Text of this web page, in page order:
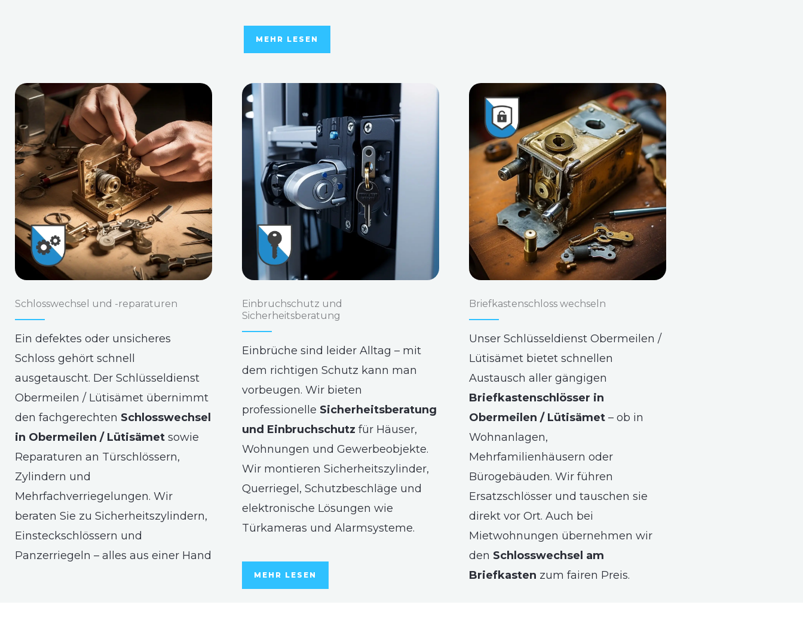
MEHR LESEN
Schlosswechsel und -reparaturen
Ein defektes oder unsicheres
Schloss gehört schnell
ausgetauscht. Der Schlüsseldienst
Obermeilen / Lütisämet übernimmt
den fachgerechten Schlosswechsel
in Obermeilen / Lütisämet sowie
Reparaturen an Türschlössern,
Zylindern und
Mehrfachverriegelungen. Wir
beraten Sie zu Sicherheitszylindern,
Einsteckschlössern und
Panzerriegeln – alles aus einer Hand
Einbruchschutz und
Sicherheitsberatung
Einbrüche sind leider Alltag – mit
dem richtigen Schutz kann man
vorbeugen. Wir bieten
professionelle Sicherheitsberatung
und Einbruchschutz für Häuser,
Wohnungen und Gewerbeobjekte.
Wir montieren Sicherheitszylinder,
Querriegel, Schutzbeschläge und
elektronische Lösungen wie
Türkameras und Alarmsysteme.
MEHR LESEN
Briefkastenschloss wechseln
Unser Schlüsseldienst Obermeilen /
Lütisämet bietet schnellen
Austausch aller gängigen
Briefkastenschlösser in
Obermeilen / Lütisämet– ob in
Wohnanlagen,
Mehrfamilienhäusern oder
Bürogebäuden. Wir führen
Ersatzschlösser und tauschen sie
direkt vor Ort. Auch bei
Mietwohnungen übernehmen wir
den Schlosswechsel am
Briefkasten zum fairen Preis.